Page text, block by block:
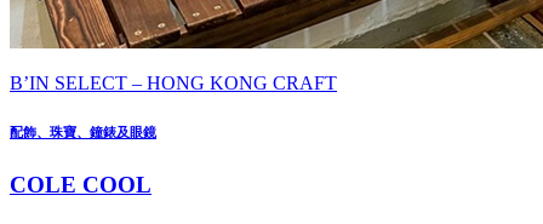
B’IN SELECT – HONG KONG CRAFT
配飾、珠寶、鐘錶及眼鏡
COLE COOL